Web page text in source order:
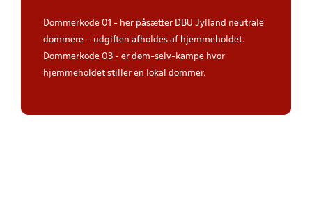
Dommerkode 01 - her påsætter DBU Jylland neutrale
dommere – udgiften afholdes af hjemmeholdet.
Dommerkode 03 - er døm-selv-kampe hvor
hjemmeholdet stiller en lokal dommer.